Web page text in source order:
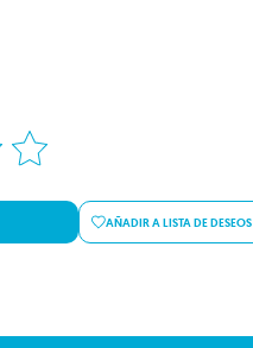
AÑADIR A LISTA DE DESEOS